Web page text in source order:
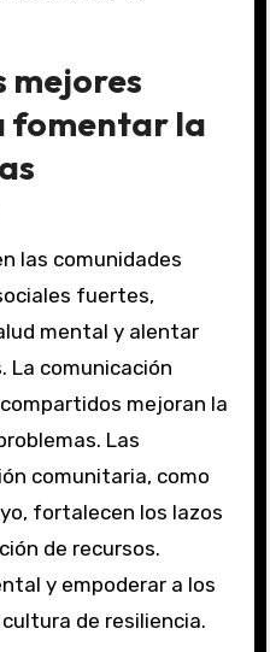
mejores
fomentar la
las comunidades
fuertes,
mental y alentar
La comunicación
mejoran la
Las
comunitaria, como
fortalecen los lazos
de recursos.
y empoderar a los
de resiliencia.